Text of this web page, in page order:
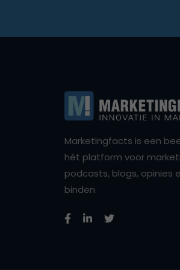
Marketingfacts is een
hét platform voor
podcasts, blogs, opinies
binden.